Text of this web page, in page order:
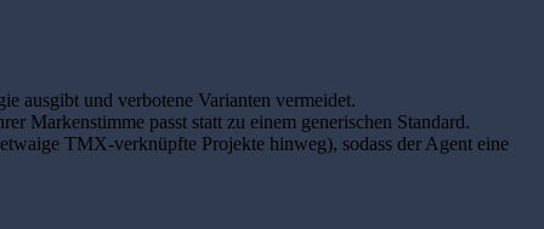
ausgibt und verbotene Varianten vermeidet.
Markenstimme passt statt zu einem generischen Standard.
TMX-verknüpfte Projekte hinweg), sodass der Agent eine